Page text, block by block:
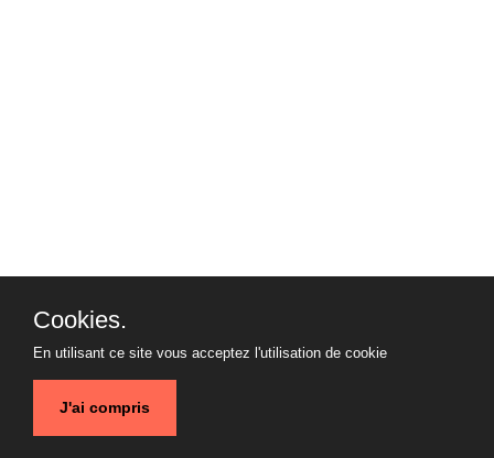
Cookies.
En utilisant ce site vous acceptez l'utilisation de cookie
J'ai compris